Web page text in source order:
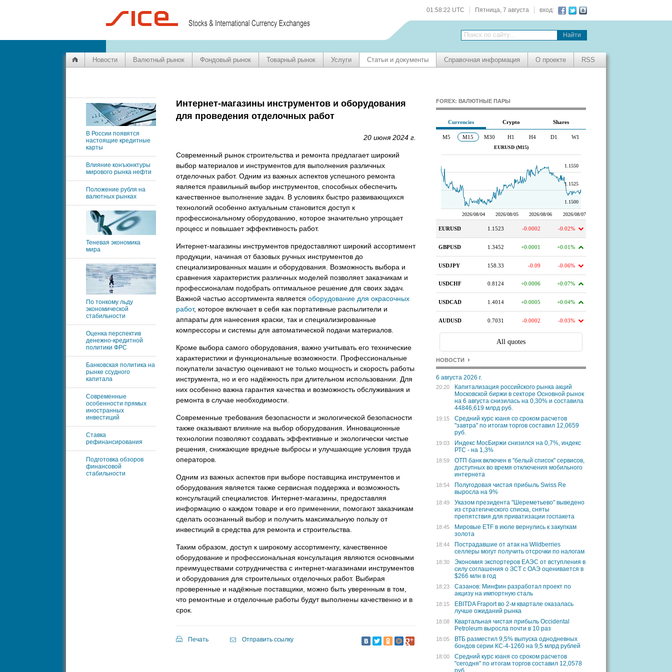
01:58:22 UTC Пятница, 7 августа вход:
Поиск по сайту...
Новости Валютный рынок Фондовый рынок Товарный рынок Услуги Статьи и документы Справочная информация О проекте RSS
В России появятся
настоящие кредитные
карты
Влияние конъюнктуры
мирового рынка нефти
Положение рубля на
валютных рынках
Теневая экономика
мира
По тонкому льду
экономической
стабильности
Оценка перспектив
денежно-кредитной
политики ФРС
Банковская политика на
рынке ссудного
капитала
Современные
особенности прямых
иностранных
инвестиций
Ставка
рефинансирования
Подготовка обзоров
финансовой
стабильности
Интернет-магазины инструментов и оборудования
для проведения отделочных работ
20 июня 2024 г.
Современный рынок строительства и ремонта предлагает широкий
выбор материалов и инструментов для выполнения различных
отделочных работ. Одним из важных аспектов успешного ремонта
является правильный выбор инструментов, способных обеспечить
качественное выполнение задач. В условиях быстро развивающихся
технологий особенно актуальным становится доступ к
профессиональному оборудованию, которое значительно упрощает
процесс и повышает эффективность работ.
Интернет-магазины инструментов предоставляют широкий ассортимент
продукции, начиная от базовых ручных инструментов до
специализированных машин и оборудования. Возможность выбора и
сравнения характеристик различных моделей позволяет заказчикам и
профессионалам подобрать оптимальное решение для своих задач.
Важной частью ассортимента является оборудование для окрасочных
работ, которое включает в себя как портативные распылители и
аппараты для нанесения краски, так и специализированные
компрессоры и системы для автоматической подачи материалов.
Кроме выбора самого оборудования, важно учитывать его технические
характеристики и функциональные возможности. Профессиональные
покупатели зачастую оценивают не только мощность и скорость работы
инструмента, но и его надёжность при длительном использовании. Для
них особенно важна гарантия качества и возможность обслуживания и
ремонта в случае необходимости.
Современные требования безопасности и экологической безопасности
также оказывают влияние на выбор оборудования. Инновационные
технологии позволяют создавать эффективные и экологически чистые
решения, снижающие вредные выбросы и улучшающие условия труда
операторов.
Одним из важных аспектов при выборе поставщика инструментов и
оборудования является также сервисная поддержка и возможность
консультаций специалистов. Интернет-магазины, предоставляя
информацию о каждом товаре и его применении, помогают заказчикам
сделать осознанный выбор и получить максимальную пользу от
инвестиций в средства для ремонта и строительства.
Таким образом, доступ к широкому ассортименту, качественное
оборудование и профессиональная консультация являются основными
преимуществами сотрудничества с интернет-магазинами инструментов
и оборудования для строительных отделочных работ. Выбирая
проверенные и надёжные поставщики, можно быть уверенным в том,
что ремонтные и отделочные работы будут выполнены качественно и в
срок.
Печать Отправить ссылку
FOREX: ВАЛЮТНЫЕ ПАРЫ
НОВОСТИ
6 августа 2026 г.
20:20
Капитализация российского рынка акций
Московской биржи в секторе Основной рынок
на 6 августа снизилась на 0,30% и составила
44846,619 млрд руб.
19:15
Средний курс юаня со сроком расчетов
"завтра" по итогам торгов составил 12,0659
руб.
19:03
Индекс МосБиржи снизился на 0,7%, индекс
РТС - на 1,3%
18:59
ОТП банк включен в "белый список" сервисов,
доступных во время отключения мобильного
интернета
18:54
Полугодовая чистая прибыль Swiss Re
выросла на 9%
18:49
Указом президента "Шереметьево" выведено
из стратегического списка, сняты
препятствия для приватизации госпакета
18:45
Мировые ETF в июле вернулись к закупкам
золота
18:44
Пострадавшие от атак на Wildberries
селлеры могут получить отсрочки по налогам
18:30
Экономия экспортеров ЕАЭС от вступления в
силу соглашения о ЗСТ с ОАЭ оценивается в
$266 млн в год
18:23
Сазанов: Минфин разработал проект по
акцизу на импортную сталь
18:15
EBITDA Fraport во 2-м квартале оказалась
лучше ожиданий рынка
18:08
Квартальная чистая прибыль Occidental
Petroleum выросла почти в 10 раз
18:05
ВТБ разместил 9,5% выпуска однодневных
бондов серии КС-4-1260 на 9,5 млрд рублей
18:00
Средний курс юаня со сроком расчетов
"сегодня" по итогам торгов составил 12,0578
руб.